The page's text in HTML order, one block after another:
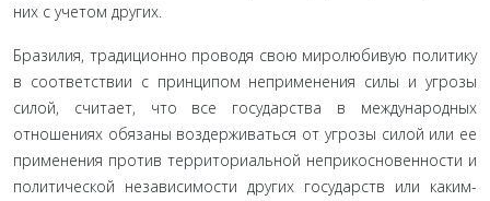
них с учетом других.
Бразилия, традиционно проводя свою миролюбивую политику
в соответствии с принципом неприменения силы и угрозы
силой, считает, что все государства в международных
отношениях обязаны воздерживаться от угрозы силой или ее
применения против территориальной неприкосновенности и
политической независимости других государств или каким-